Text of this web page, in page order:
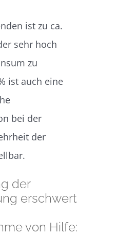
ist zu ca.
sehr hoch
zu
ist auch eine
bei der
der
der
erschwert
von Hilfe: